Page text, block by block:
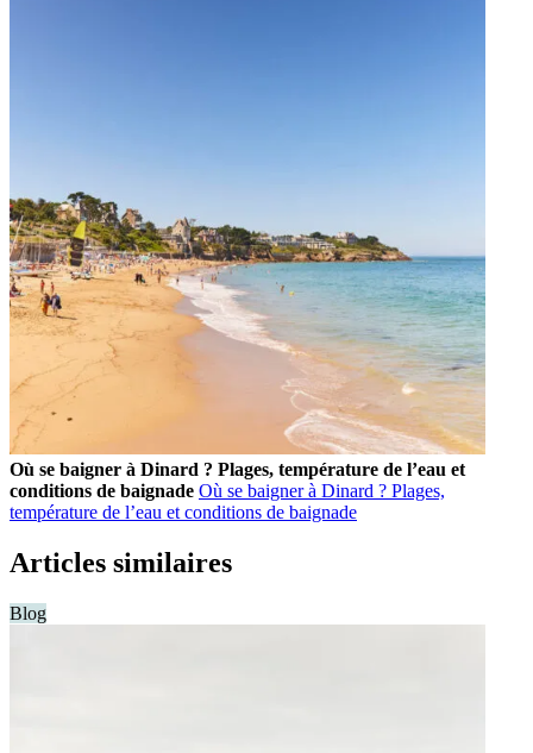
Où se baigner à Dinard ? Plages, température de l’eau et
conditions de baignade Où se baigner à Dinard ? Plages,
température de l’eau et conditions de baignade
Articles similaires
Blog